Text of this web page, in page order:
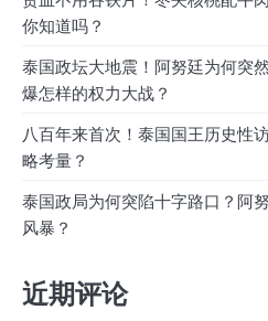
你知道吗？
泰国政坛大地震！阿努廷为何突
爆怎样的权力大战？
八百年来首次！泰国国王历史性
略考量？
泰国政局为何突陷十字路口？阿
风暴？
近期评论